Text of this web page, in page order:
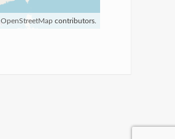
OpenStreetMap contributors.